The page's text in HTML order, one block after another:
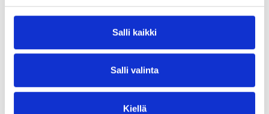
Salli kaikki
Salli valinta
Kiellä